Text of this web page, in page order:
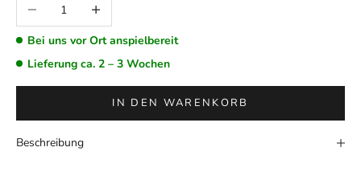
Bei uns vor Ort anspielbereit
Lieferung ca. 2 – 3 Wochen
IN DEN WARENKORB
Beschreibung